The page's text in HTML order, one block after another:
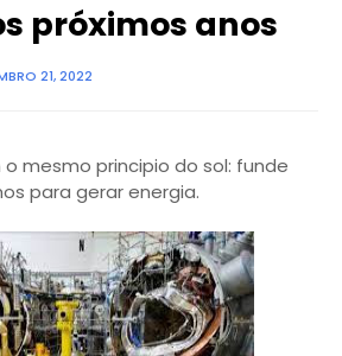
próximos anos
21, 2022
mesmo principio do sol: funde
para gerar energia.